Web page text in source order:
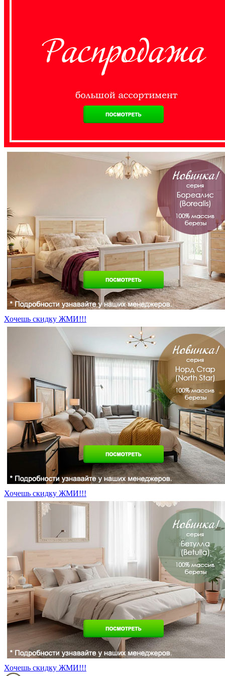
Хочешь скидку ЖМИ!!!
Хочешь скидку ЖМИ!!!
Хочешь скидку ЖМИ!!!